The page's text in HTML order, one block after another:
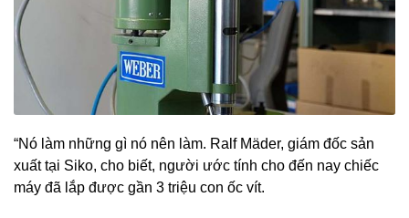
“Nó làm những gì nó nên làm. Ralf Mäder, giám đốc sản
xuất tại Siko, cho biết, người ước tính cho đến nay chiếc
máy đã lắp được gần 3 triệu con ốc vít.